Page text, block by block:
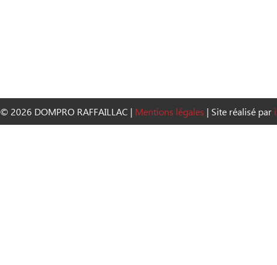
© 2026 DOMPRO RAFFAILLAC | Mentions légales | Site réalisé par